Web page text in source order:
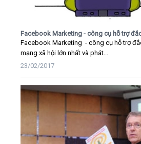
Facebook Marketing - công cụ hỗ trợ
Facebook Marketing - công cụ hỗ trợ
mạng xã hội lớn nhất và phát...
23/02/2017